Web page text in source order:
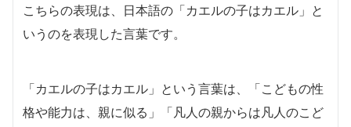
こちらの表現は、日本語の「カエルの子はカエル」と
いうのを表現した言葉です。
「カエルの子はカエル」という言葉は、「こどもの性
格や能力は、親に似る」「凡人の親からは凡人のこど